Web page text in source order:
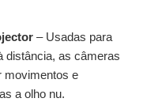
– Usadas para
distância, as câmeras
movimentos e
a olho nu.